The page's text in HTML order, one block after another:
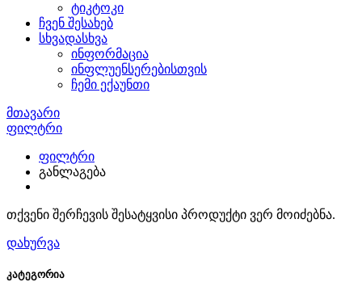
ტიკტოკი
ჩვენ შესახებ
სხვადასხვა
ინფორმაცია
ინფლუენსერებისთვის
ჩემი ექაუნთი
მთავარი
ფილტრი
ფილტრი
განლაგება
თქვენი შერჩევის შესატყვისი პროდუქტი ვერ მოიძებნა.
დახურვა
კატეგორია